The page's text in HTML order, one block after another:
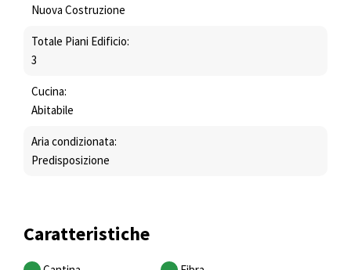
Nuova Costruzione
Totale Piani Edificio:
3
Cucina:
Abitabile
Aria condizionata:
Predisposizione
Caratteristiche